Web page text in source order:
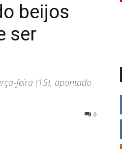
beijos
ser
feira (15), apontado
0